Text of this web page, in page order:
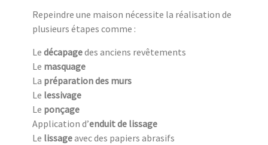
Repeindre une maison nécessite la réalisation de
plusieurs étapes comme :
Le décapagedes anciens revêtements
Le masquage
La préparation des murs
Le lessivage
Le ponçage
Application d’enduit de lissage
Le lissageavec des papiers abrasifs